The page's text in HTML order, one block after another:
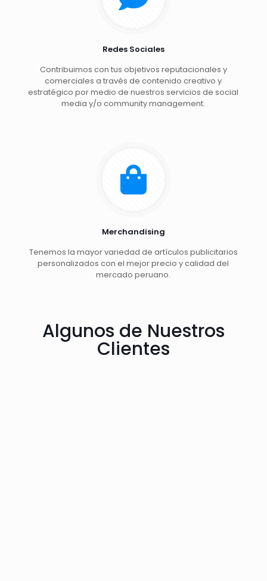
Redes Sociales
Contribuimos con tus objetivos reputacionales y
comerciales a través de contenido creativo y
estratégico por medio de nuestros servicios de social
media y/o community management.
Merchandising
Tenemos la mayor variedad de artículos publicitarios
personalizados con el mejor precio y calidad del
mercado peruano.
Algunos de Nuestros
Clientes